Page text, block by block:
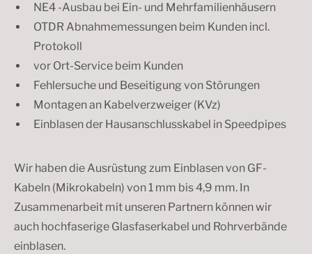
NE4 -Ausbau bei Ein- und Mehrfamilienhäusern
OTDR Abnahmemessungen beim Kunden incl.
Protokoll
vor Ort-Service beim Kunden
Fehlersuche und Beseitigung von Störungen
Montagen an Kabelverzweiger (KVz)
Einblasen der Hausanschlusskabel in Speedpipes
Wir haben die Ausrüstung zum Einblasen von GF-
Kabeln (Mikrokabeln) von 1 mm bis 4,9 mm. In
Zusammenarbeit mit unseren Partnern können wir
auch hochfaserige Glasfaserkabel und Rohrverbände
einblasen.